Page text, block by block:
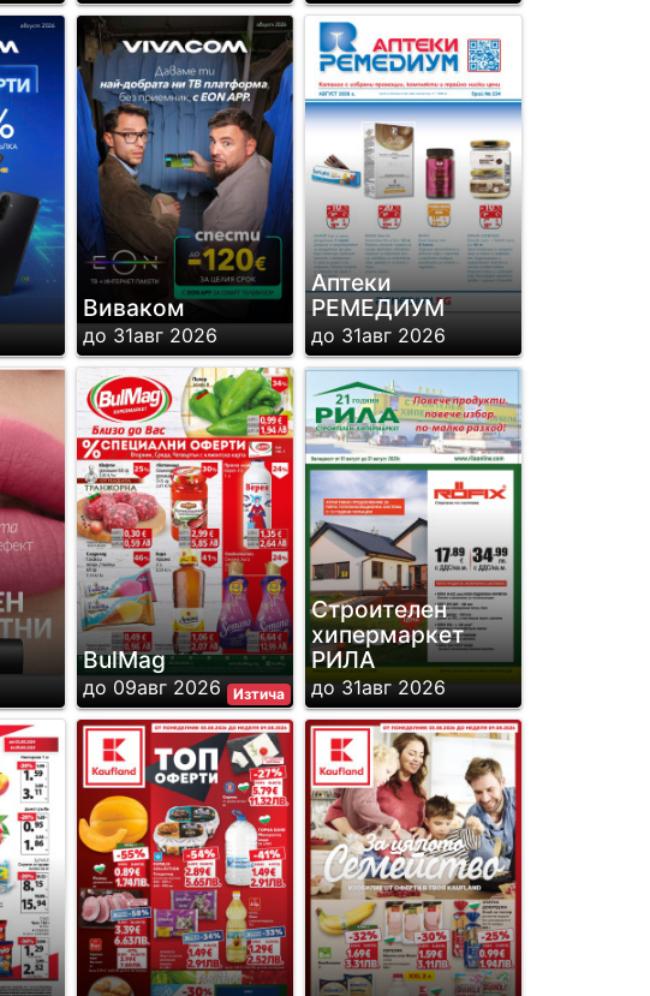
Виваком
до 31авг 2026
Аптеки
РЕМЕДИУМ
до 31авг 2026
Изтича
BulMag
до 09авг 2026
Строителен
хипермаркет
РИЛА
до 31авг 2026